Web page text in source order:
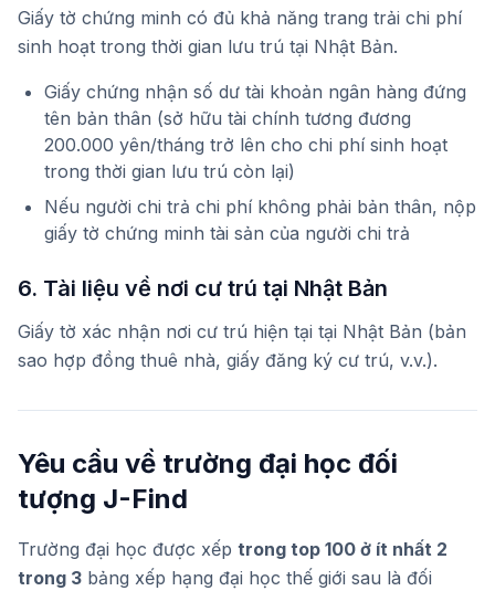
Giấy tờ chứng minh có đủ khả năng trang trải chi phí
sinh hoạt trong thời gian lưu trú tại Nhật Bản.
Giấy chứng nhận số dư tài khoản ngân hàng đứng
tên bản thân (sở hữu tài chính tương đương
200.000 yên/tháng trở lên cho chi phí sinh hoạt
trong thời gian lưu trú còn lại)
Nếu người chi trả chi phí không phải bản thân, nộp
giấy tờ chứng minh tài sản của người chi trả
6. Tài liệu về nơi cư trú tại Nhật Bản
Giấy tờ xác nhận nơi cư trú hiện tại tại Nhật Bản (bản
sao hợp đồng thuê nhà, giấy đăng ký cư trú, v.v.).
Yêu cầu về trường đại học đối
tượng J-Find
Trường đại học được xếp trong top 100 ở ít nhất 2
trong 3 bảng xếp hạng đại học thế giới sau là đối